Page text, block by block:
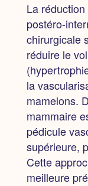
La
postéro-
chirurgicale
réduire le
la
mamelons.
mammaire
pédicule
supérieure,
Cette
meilleure